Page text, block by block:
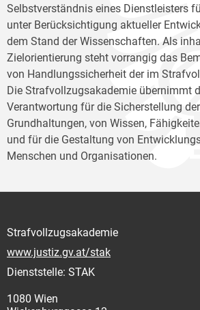
Selbstverständnis eines Dienstleisters
unter Berücksichtigung aktueller
dem Stand der Wissenschaften. Als
Zielorientierung steht vorrangig das
von Handlungssicherheit der im
Die Strafvollzugsakademie übernimmt
Verantwortung für die Sicherstellung
Grundhaltungen, von Wissen,
und für die Gestaltung von
Menschen und Organisationen.
Strafvollzugsakademie
www.justiz.gv.at/stak
Dienststelle: STAK
1080 Wien